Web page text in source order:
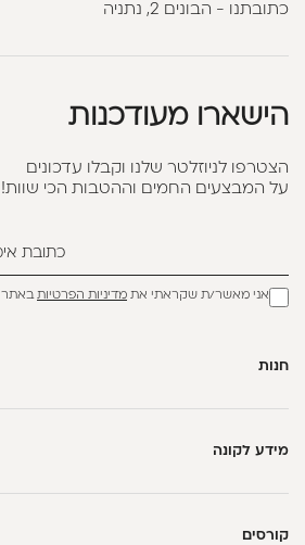
כתובתנו - הבונים 2, נתניה
הישארו מעודכנות
הצטרפו לניוזלטר שלנו וקבלו עדכונים
על המבצעים החמים וההטבות הכי שוות!
אני מאשר/ת שקראתי את מדיניות הפרטיותבאתר
חנות
מידע לקונה
קורסים